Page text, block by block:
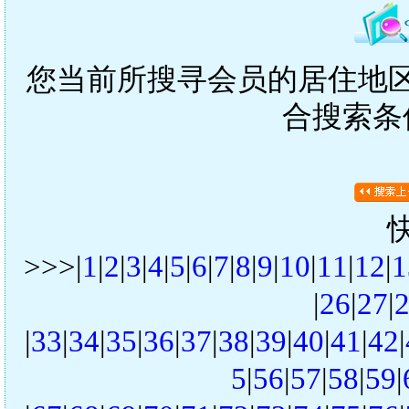
您当前所搜寻会员的居住地
合搜索
>>>|1|2|3|4|5|6|7|8|9|10|11|12|
|26|27|
|33|34|35|36|37|38|39|40|41|42|
5|56|57|58|59|